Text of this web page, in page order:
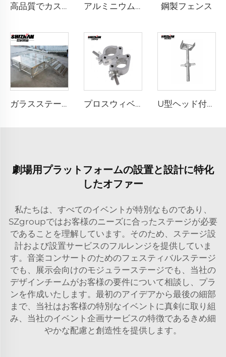
高品質でカスタマイズ可能なアルミニウム製DJ照明トラス水栓トラス、ポータブルアルミニウム合金トラスディスプレイ アルミニウム製バリヤードア 鋼製フェンス
ガラスステージ プロスウィベルクランプ U型ヘッド付きネジジャッキ
劇場用プラットフォームの設置と設計に特化
したオファー
私たちは、すべてのイベントが特別なものであり、
SZgroupではお客様のニーズに合ったステージが必要
であることを理解しています。そのため、ステージ設
計および設置サービスのフルレンジを提供していま
す。音楽コンサートのためのフェスティバルステージ
でも、展示会向けのモジュラーステージでも、当社の
デザインチームがお客様の要件について相談し、プラ
ンを作成いたします。最初のアイデアから最後の細部
まで、当社はお客様の特別なイベントに真剣に取り組
み、当社のイベント企画サービスの特徴であるきめ細
やかな配慮と創造性を提供します。